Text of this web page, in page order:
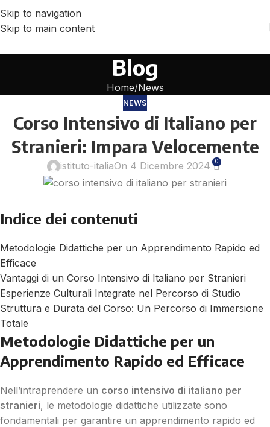
Skip to navigation
Skip to main content
Blog
Home News
NEWS
Corso Intensivo di Italiano per
Stranieri: Impara Velocemente
istituto-italiaOn 4 Dicembre 2024 0
Indice dei contenuti
Metodologie Didattiche per un Apprendimento Rapido ed
Efficace
Vantaggi di un Corso Intensivo di Italiano per Stranieri
Esperienze Culturali Integrate nel Percorso di Studio
Struttura e Durata del Corso: Un Percorso di Immersione
Totale
Metodologie Didattiche per un
Apprendimento Rapido ed Efficace
Nell’intraprendere un corso intensivo di italiano per
stranieri, le metodologie didattiche utilizzate sono
fondamentali per garantire un apprendimento rapido ed